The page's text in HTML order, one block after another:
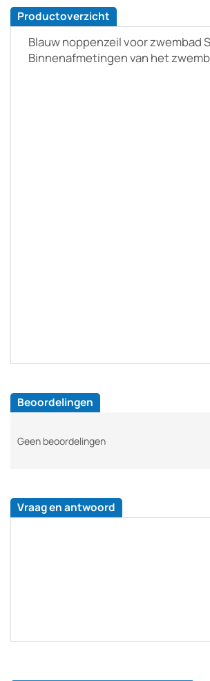
Productoverzicht
Blauw noppenzeil voor zwembad
Binnenafmetingen van het
Beoordelingen
Geen beoordelingen
Vraag en antwoord